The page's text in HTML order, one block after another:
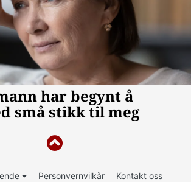
Personvernvilkår
Kontakt oss